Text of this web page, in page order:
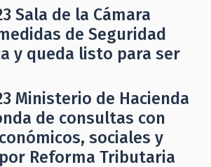
Sala de la Cámara
de Seguridad
y queda listo para ser
Ministerio de Hacienda
de consultas con
sociales y
Reforma Tributaria